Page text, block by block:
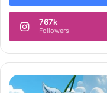
767k
Followers